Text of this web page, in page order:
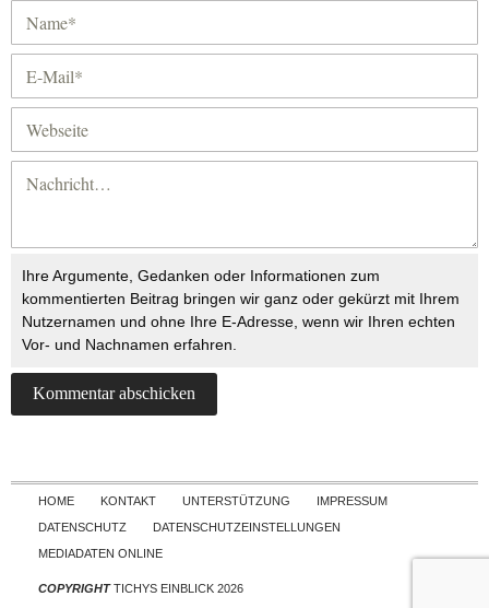
Ihre Argumente, Gedanken oder Informationen zum
kommentierten Beitrag bringen wir ganz oder gekürzt mit Ihrem
Nutzernamen und ohne Ihre E-Adresse, wenn wir Ihren echten
Vor- und Nachnamen erfahren.
Skip to content
HOME KONTAKT UNTERSTÜTZUNG
IMPRESSUM
DATENSCHUTZ
DATENSCHUTZEINSTELLUNGEN
MEDIADATEN ONLINE
COPYRIGHTTICHYS EINBLICK 2026